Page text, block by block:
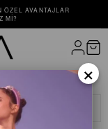
ÖZEL AVANTAJLAR
MI?
Sıralama
×